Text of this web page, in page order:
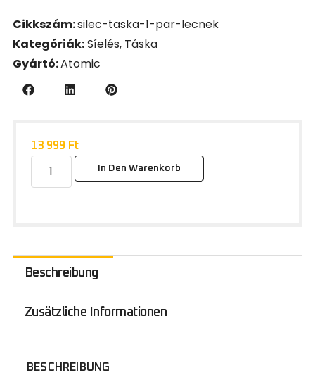
Cikkszám:silec-taska-1-par-lecnek
Kategóriák:Síelés, Táska
Gyártó:Atomic
13 999 Ft
In Den Warenkorb
Beschreibung
Zusätzliche Informationen
BESCHREIBUNG